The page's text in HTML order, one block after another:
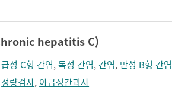
hepatitis C)
급성 C형 간염,독성 간염, 간염, 만성 B형 간염
정량검사, 아급성간괴사